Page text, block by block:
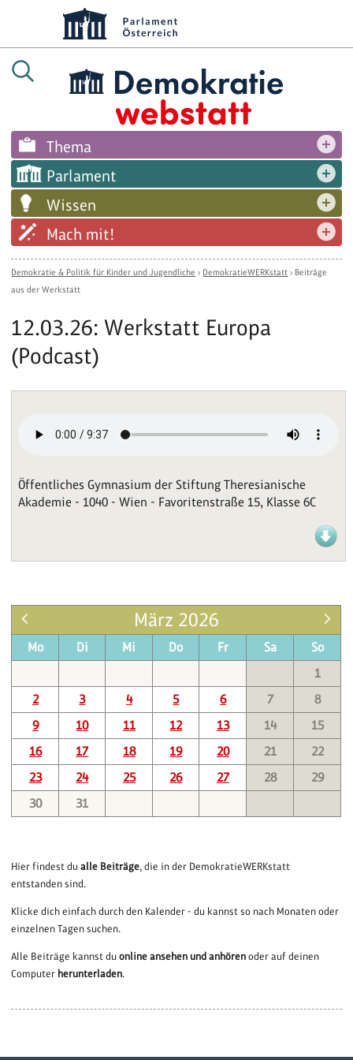
Thema
Parlament
Wissen
Mach mit!
Demokratie & Politik für Kinder und Jugendliche › DemokratieWERKstatt › Beiträge
aus der Werkstatt
12.03.26: Werkstatt Europa
(Podcast)
Öffentliches Gymnasium der Stiftung Theresianische
Akademie - 1040 - Wien - Favoritenstraße 15, Klasse 6C
März 2026
Mo Di Mi Do Fr Sa
So
1
2
3 4 5 6 7
8
9
10 11 12 13 14
15
16
17 18 19 20 21
22
23
24 25 26 27 28
29
30
31
Hier findest dualle Beiträge, die in der DemokratieWERKstatt
entstanden sind.
Klicke dich einfach durch den Kalender - du kannst so nach Monaten oder
einzelnen Tagen suchen.
Alle Beiträge kannst duonline ansehen und anhören oder auf deinen
Computer herunterladen.